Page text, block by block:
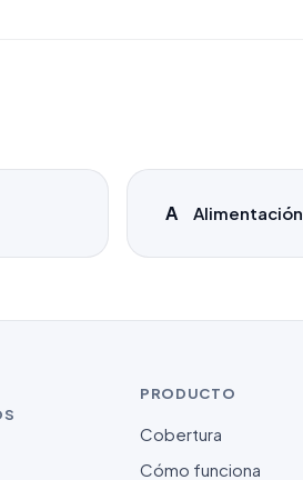
A Alimentación
PRODUCTO
Cobertura
Cómo funciona